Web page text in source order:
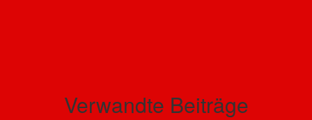
Verwandte Beiträge